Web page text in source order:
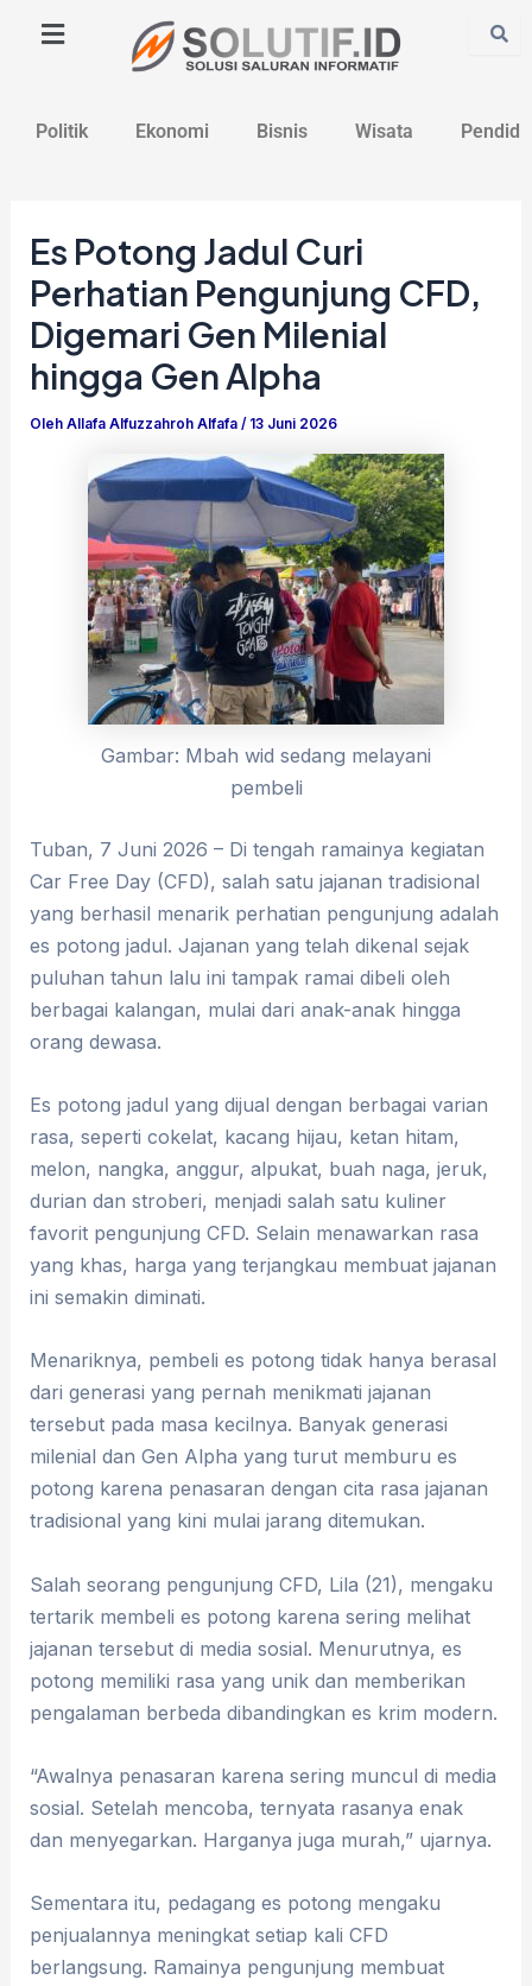
Politik Ekonomi Bisnis Wisata
Es Potong Jadul Curi
Perhatian Pengunjung CFD,
Digemari Gen Milenial
hingga Gen Alpha
OlehAllafa Alfuzzahroh Alfafa/ 13 Juni 2026
Gambar: Mbah wid sedang melayani
pembeli
Tuban, 7 Juni 2026 – Di tengah ramainya kegiatan
Car Free Day (CFD), salah satu jajanan tradisional
yang berhasil menarik perhatian pengunjung adalah
es potong jadul. Jajanan yang telah dikenal sejak
puluhan tahun lalu ini tampak ramai dibeli oleh
berbagai kalangan, mulai dari anak-anak hingga
orang dewasa.
Es potong jadul yang dijual dengan berbagai varian
rasa, seperti cokelat, kacang hijau, ketan hitam,
melon, nangka, anggur, alpukat, buah naga, jeruk,
durian dan stroberi, menjadi salah satu kuliner
favorit pengunjung CFD. Selain menawarkan rasa
yang khas, harga yang terjangkau membuat jajanan
ini semakin diminati.
Menariknya, pembeli es potong tidak hanya berasal
dari generasi yang pernah menikmati jajanan
tersebut pada masa kecilnya. Banyak generasi
milenial dan Gen Alpha yang turut memburu es
potong karena penasaran dengan cita rasa jajanan
tradisional yang kini mulai jarang ditemukan.
Salah seorang pengunjung CFD, Lila (21), mengaku
tertarik membeli es potong karena sering melihat
jajanan tersebut di media sosial. Menurutnya, es
potong memiliki rasa yang unik dan memberikan
pengalaman berbeda dibandingkan es krim modern.
“Awalnya penasaran karena sering muncul di media
sosial. Setelah mencoba, ternyata rasanya enak
dan menyegarkan. Harganya juga murah,” ujarnya.
Sementara itu, pedagang es potong mengaku
penjualannya meningkat setiap kali CFD
berlangsung. Ramainya pengunjung membuat
navigation